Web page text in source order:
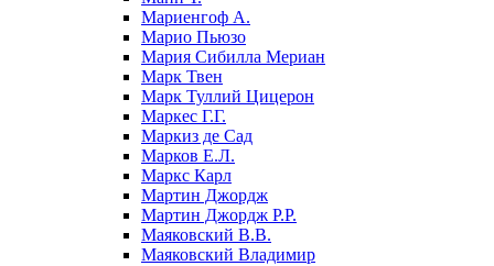
Мариенгоф А.
Марио Пьюзо
Мария Сибилла Мериан
Марк Твен
Марк Туллий Цицерон
Маркес Г.Г.
Маркиз де Сад
Марков Е.Л.
Маркс Карл
Мартин Джордж
Мартин Джордж Р.Р.
Маяковский В.В.
Маяковский Владимир